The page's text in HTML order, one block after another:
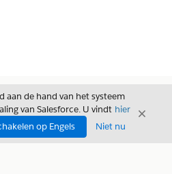
aan de hand van het systeem
van Salesforce. U vindt hier
op Engels Niet nu
Sluiten